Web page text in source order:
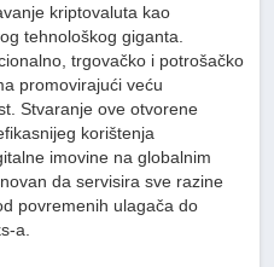
kriptovaluta kao
tehnološkog giganta.
trgovačko i potrošačko
promovirajući veću
Stvaranje ove otvorene
korištenja
imovine na globalnim
da servisira sve razine
povremenih ulagača do
a.